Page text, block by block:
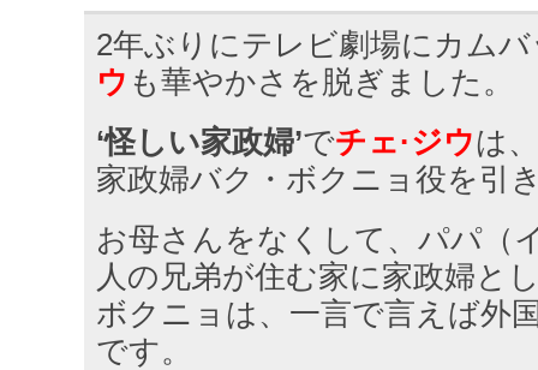
2年ぶりにテレビ劇場にカム
ウ も華やかさを脱ぎました。
‘怪しい家政婦’でチェ·ジウは
家政婦バク・ボクニョ役を引
お母さんをなくして、パパ（
人の兄弟が住む家に家政婦と
ボクニョは、一言で言えば外
です。